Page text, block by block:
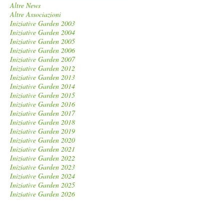
Altre News
Altre Associazioni
Iniziative Garden 2003
Iniziative Garden 2004
Iniziative Garden 2005
Iniziative Garden 2006
Iniziative Garden 2007
Iniziative Garden 2012
Iniziative Garden 2013
Iniziative Garden 2014
Iniziative Garden 2015
Iniziative Garden 2016
Iniziative Garden 2017
Iniziative Garden 2018
Iniziative Garden 2019
Iniziative Garden 2020
Iniziative Garden 2021
Iniziative Garden 2022
Iniziative Garden 2023
Iniziative Garden 2024
Iniziative Garden 2025
Iniziative Garden 2026